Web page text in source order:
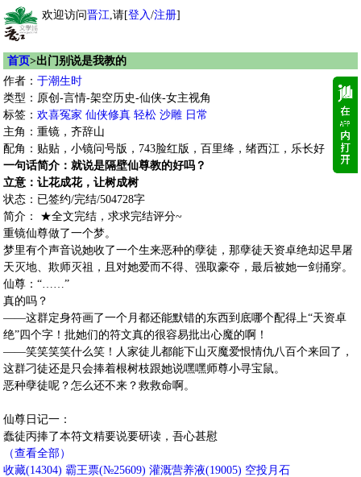
欢迎访问晋江,请[登入/注册]
首页>出门别说是我教的
作者： 于潮生时
类型：原创-言情-架空历史-仙侠-女主视角
标签： 欢喜冤家 仙侠修真 轻松 沙雕 日常
主角：重镜，齐辞山
配角：贴贴，小镜问号版，743脸红版，百里绛，绪西江，乐长好
一句话简介：就说是隔壁仙尊教的好吗？
立意：让花成花，让树成树
状态：已签约/完结/504728字
简介： ★全文完结，求求完结评分~
重镜仙尊做了一个梦。
梦里有个声音说她收了一个生来恶种的孽徒，那孽徒天资卓绝却迟早屠
天灭地、欺师灭祖，且对她爱而不得、强取豪夺，最后被她一剑捅穿。
仙尊：“……”
真的吗？
——这群定身符画了一个月都还能默错的东西到底哪个配得上“天资卓
绝”四个字！批她们的符文真的很容易批出心魔的啊！
——笑笑笑笑什么笑！人家徒儿都能下山灭魔爱恨情仇八百个来回了，
这群刁徒还是只会捧着根树枝跟她说嘿嘿师尊小寻宝鼠。
恶种孽徒呢？怎么还不来？救救命啊。
仙尊日记一：
蠢徒丙捧了本符文精要说要研读，吾心甚慰
（查看全部）
收藏(14304) 霸王票(№25609) 灌溉营养液(19005) 空投月石